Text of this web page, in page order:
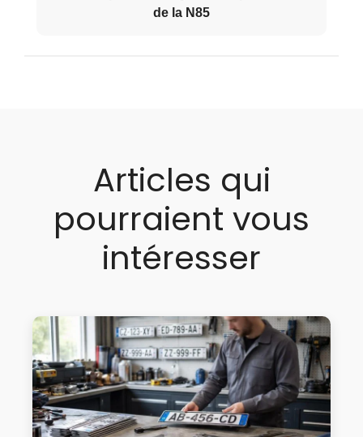
de la N85
Articles qui
pourraient vous
intéresser